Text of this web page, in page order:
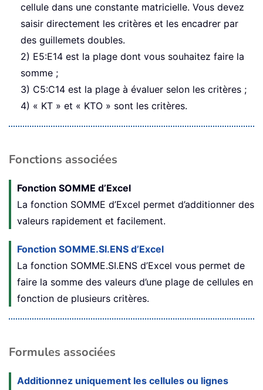
cellule dans une constante matricielle. Vous devez
saisir directement les critères et les encadrer par
des guillemets doubles.
2) E5:E14 est la plage dont vous souhaitez faire la
somme ;
3) C5:C14 est la plage à évaluer selon les critères ;
4) « KT » et « KTO » sont les critères.
Fonctions associées
Fonction SOMME d’Excel
La fonction SOMME d’Excel permet d’additionner des
valeurs rapidement et facilement.
Fonction SOMME.SI.ENS d’Excel
La fonction SOMME.SI.ENS d’Excel vous permet de
faire la somme des valeurs d’une plage de cellules en
fonction de plusieurs critères.
Formules associées
Additionnez uniquement les cellules ou lignes